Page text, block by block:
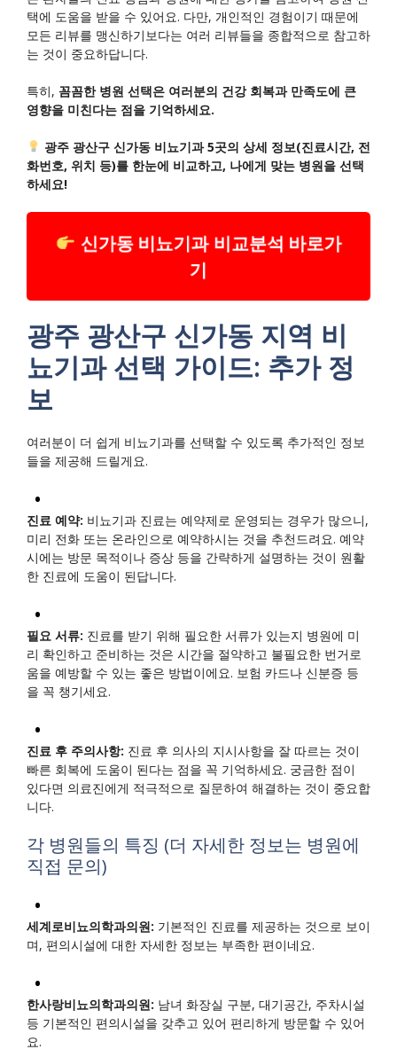
택에 도움을 받을 수 있어요. 다만, 개인적인 경험이기 때문에
모든 리뷰를 맹신하기보다는 여러 리뷰들을 종합적으로 참고하
는 것이 중요하답니다.
특히, 꼼꼼한 병원 선택은 여러분의 건강 회복과 만족도에 큰
영향을 미친다는 점을 기억하세요.
광주 광산구 신가동 비뇨기과 5곳의 상세 정보(진료시간, 전
화번호, 위치 등)를 한눈에 비교하고, 나에게 맞는 병원을 선택
하세요!
신가동 비뇨기과 비교분석 바로가
기
광주 광산구 신가동 지역 비
뇨기과 선택 가이드: 추가 정
보
여러분이 더 쉽게 비뇨기과를 선택할 수 있도록 추가적인 정보
들을 제공해 드릴게요.
진료 예약: 비뇨기과 진료는 예약제로 운영되는 경우가 많으니,
미리 전화 또는 온라인으로 예약하시는 것을 추천드려요. 예약
시에는 방문 목적이나 증상 등을 간략하게 설명하는 것이 원활
한 진료에 도움이 된답니다.
필요 서류: 진료를 받기 위해 필요한 서류가 있는지 병원에 미
리 확인하고 준비하는 것은 시간을 절약하고 불필요한 번거로
움을 예방할 수 있는 좋은 방법이에요. 보험 카드나 신분증 등
을 꼭 챙기세요.
진료 후 주의사항: 진료 후 의사의 지시사항을 잘 따르는 것이
빠른 회복에 도움이 된다는 점을 꼭 기억하세요. 궁금한 점이
있다면 의료진에게 적극적으로 질문하여 해결하는 것이 중요합
니다.
각 병원들의 특징 (더 자세한 정보는 병원에
직접 문의)
세계로비뇨의학과의원: 기본적인 진료를 제공하는 것으로 보이
며, 편의시설에 대한 자세한 정보는 부족한 편이네요.
한사랑비뇨의학과의원: 남녀 화장실 구분, 대기공간, 주차시설
등 기본적인 편의시설을 갖추고 있어 편리하게 방문할 수 있어
요.